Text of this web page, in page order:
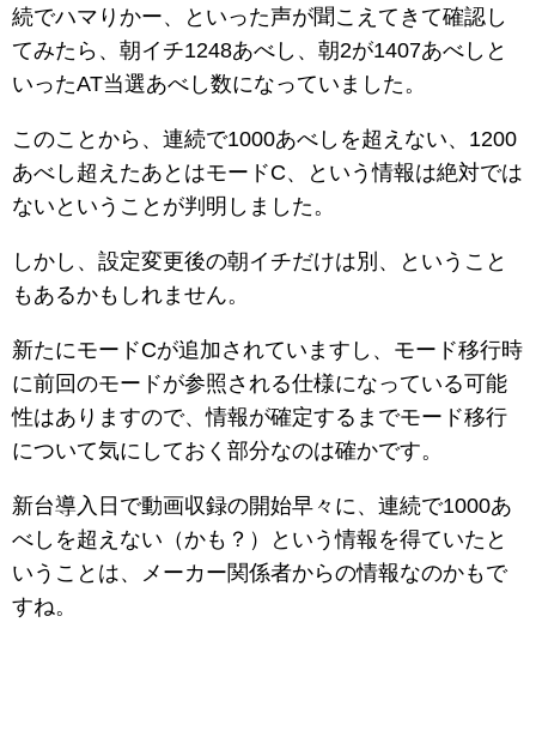
続でハマりかー、といった声が聞こえてきて確認し
てみたら、朝イチ1248あべし、朝2が1407あべしと
いったAT当選あべし数になっていました。
このことから、連続で1000あべしを超えない、1200
あべし超えたあとはモードC、という情報は絶対では
ないということが判明しました。
しかし、設定変更後の朝イチだけは別、ということ
もあるかもしれません。
新たにモードCが追加されていますし、モード移行時
に前回のモードが参照される仕様になっている可能
性はありますので、情報が確定するまでモード移行
について気にしておく部分なのは確かです。
新台導入日で動画収録の開始早々に、連続で1000あ
べしを超えない（かも？）という情報を得ていたと
いうことは、メーカー関係者からの情報なのかもで
すね。